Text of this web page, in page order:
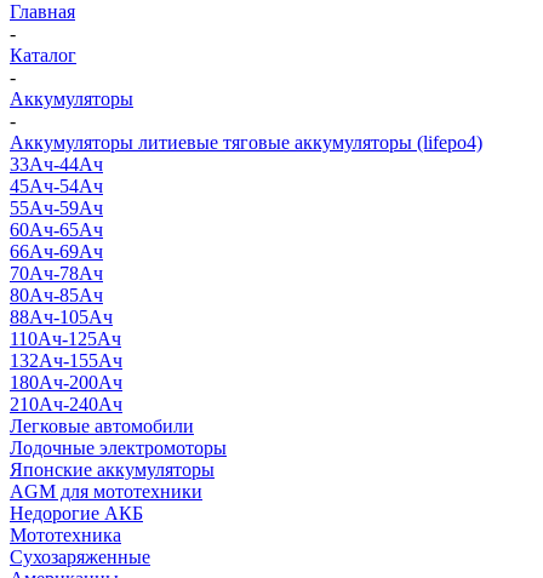
Главная
-
Каталог
-
Аккумуляторы
-
Аккумуляторы литиевые тяговые аккумуляторы (lifepo4)
33Ач-44Ач
45Ач-54Ач
55Ач-59Ач
60Ач-65Ач
66Ач-69Ач
70Ач-78Ач
80Ач-85Ач
88Ач-105Ач
110Ач-125Ач
132Ач-155Ач
180Ач-200Ач
210Ач-240Ач
Легковые автомобили
Лодочные электромоторы
Японские аккумуляторы
AGM для мототехники
Недорогие АКБ
Мототехника
Сухозаряженные